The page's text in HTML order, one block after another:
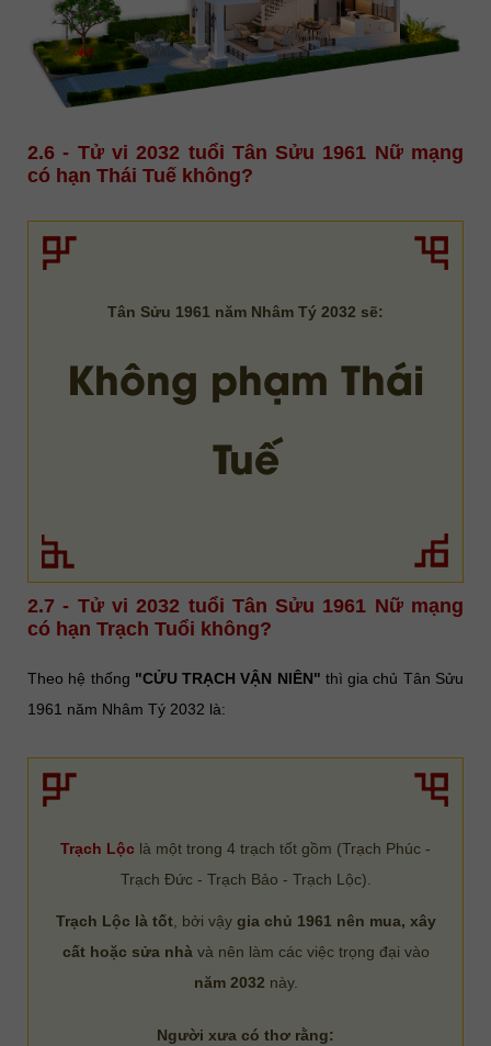
2.6 - Tử vi 2032 tuổi Tân Sửu 1961 Nữ mạng
có hạn Thái Tuế không?
Tân Sửu 1961 năm Nhâm Tý 2032 sẽ:
Không phạm Thái
Tuế
2.7 - Tử vi 2032 tuổi Tân Sửu 1961 Nữ mạng
có hạn Trạch Tuổi không?
Theo hệ thống "CỬU TRẠCH VẬN NIÊN" thì gia chủ Tân Sửu
1961 năm Nhâm Tý 2032 là:
Trạch Lộc là một trong 4 trạch tốt gồm (Trạch Phúc -
Trạch Đức - Trạch Bảo - Trạch Lộc).
Trạch Lộc là tốt, bởi vậy gia chủ 1961 nên mua, xây
cất hoặc sửa nhà và nên làm các việc trọng đại vào
năm 2032 này.
Người xưa có thơ rằng: